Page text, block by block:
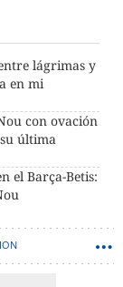
lágrimas y
en mi
con ovación
última
el Barça-Betis: